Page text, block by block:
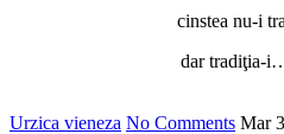
cinstea nu-i
dar tradiţia-
Urzica vieneza No Comments Mar 3